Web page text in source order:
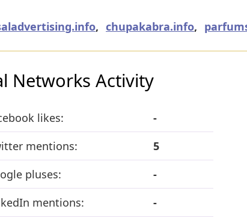
, chupakabra.info,
Networks Activity
likes:
-
mentions:
5
pluses:
-
mentions:
-